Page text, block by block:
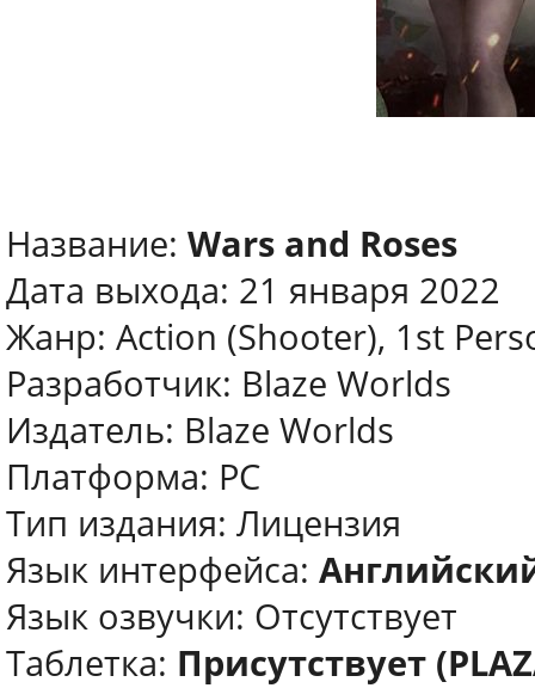
Название: Wars and Roses
Дата выхода: 21 января 2022
Жанр: Action (Shooter), 1st
Разработчик: Blaze Worlds
Издатель: Blaze Worlds
Платформа: PC
Тип издания: Лицензия
Язык интерфейса:
Язык озвучки: Отсутствует
Таблетка: Присутствует